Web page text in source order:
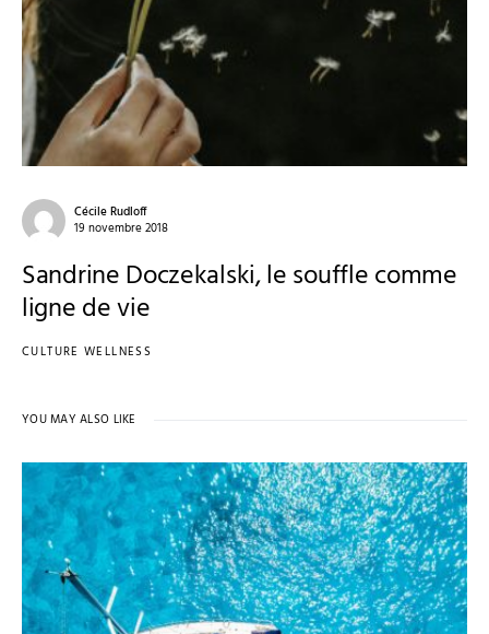
Cécile Rudloff
19 novembre 2018
Sandrine Doczekalski, le souffle comme
ligne de vie
CULTURE WELLNESS
YOU MAY ALSO LIKE